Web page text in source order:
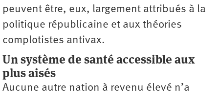
peuvent être, eux, largement attribués à la
politique républicaine et aux théories
complotistes antivax.
Un système de santé accessible aux
plus aisés
Aucune autre nation à revenu élevé n’a